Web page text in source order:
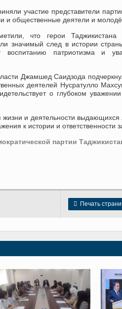
участие представители
и общественные деятели и
что герои Таджикистана
значимый след в истории
воспитанию патриотизма и
Джамшед Саидзода
деятелей Нусратулло
о глубоком
и деятельности выдающихся
к истории и ответственности
партии
 Печать